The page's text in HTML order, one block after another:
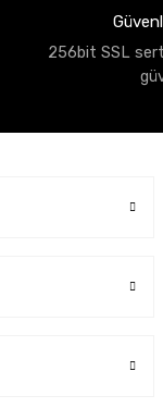
256bit SSL